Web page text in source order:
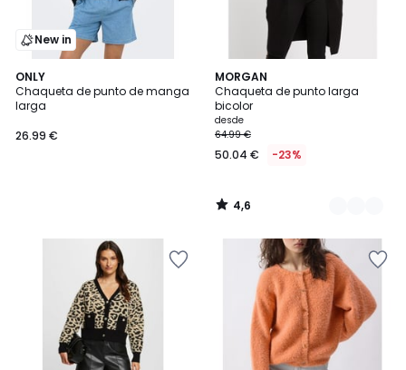
New in
ONLY
Chaqueta de punto de manga
larga
€.
26.99 €
MORGAN
Chaqueta de punto larga
bicolor
desde
64.99 €
50.04 € -23%
4,6
/ 5
3
Colores
4,6
/